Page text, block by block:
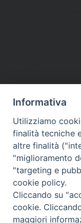
DIOCESI
Contatti:
E-
Orari: dal
Lunedì,
Informativa
Utilizziamo
finalità tecniche
altre finalità
"miglioramento
"targeting e
cookie policy.
Cliccando su
cookie.
maggiori